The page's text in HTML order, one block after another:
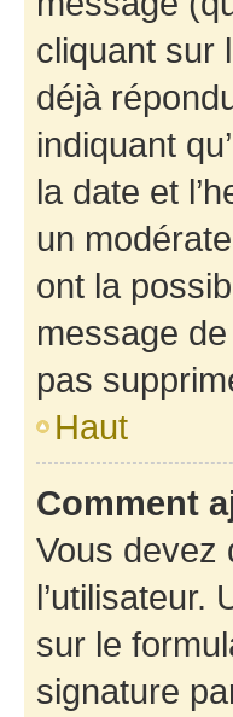
cliquant sur
déjà
indiquant
la date et
un
ont la
message
pas
Haut
Comment
Vous devez
sur le
signature